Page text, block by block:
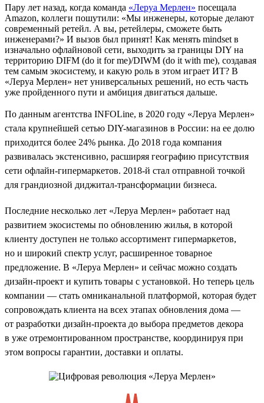
Пару лет назад, когда команда «Леруа Мерлен» посещала
Amazon, коллеги пошутили: «Мы инженеры, которые делают
современный ретейл. А вы, ретейлеры, сможете быть
инженерами?» И вызов был принят! Как менять mindset в
изначально офлайновой сети, выходить за границы DIY на
территорию DIFM (do it for me)/DIWM (do it with me), создавая
тем самым экосистему, и какую роль в этом играет ИТ? В
«Леруа Мерлен» нет универсальных решений, но есть часть
уже пройденного пути и амбиция двигаться дальше.
По данным агентства INFOLine, в 2020 году «Леруа Мерлен»
стала крупнейшей сетью DIY-магазинов в России: на ее долю
приходится более 24% рынка. До 2018 года компания
развивалась экстенсивно, расширяя географию присутствия
сети офлайн-гипермаркетов. 2018-й стал отправной точкой
для грандиозной диджитал-трансформации бизнеса.
Последние несколько лет «Леруа Мерлен» работает над
развитием экосистемы по обновлению жилья, в которой
клиенту доступен не только ассортимент гипермаркетов,
но и широкий спектр услуг, расширенное товарное
предложение. В «Леруа Мерлен» и сейчас можно создать
дизайн-проект и купить товары с установкой. Но теперь цель
компании — стать омниканальной платформой, которая будет
сопровождать клиента на всех этапах обновления дома —
от разработки дизайн-проекта до выбора предметов декора
в уже отремонтированном пространстве, координируя при
этом вопросы гарантии, доставки и оплаты.